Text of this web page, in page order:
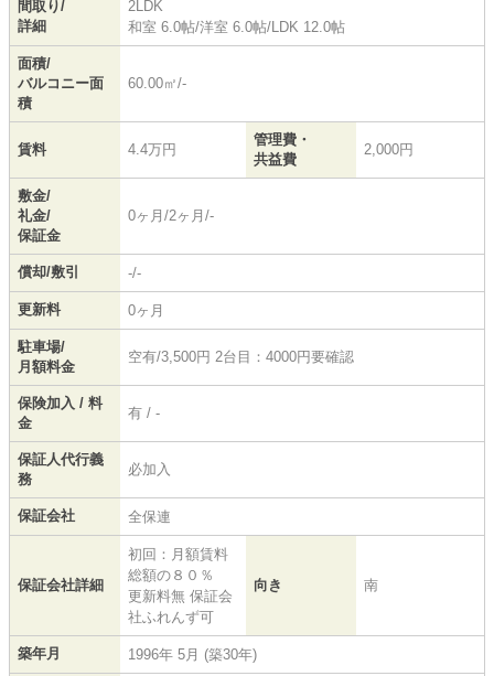
間取り/
詳細
2LDK
和室 6.0帖/洋室 6.0帖/LDK 12.0帖
面積/
バルコニー面
積
60.00㎡/-
賃料 4.4万円
管理費・
共益費
2,000円
敷金/
礼金/
保証金
0ヶ月/2ヶ月/-
償却/敷引 -/-
更新料 0ヶ月
駐車場/
月額料金
空有/3,500円 2台目：4000円要確認
保険加入 / 料
金
有 / -
保証人代行義
務
必加入
保証会社 全保連
保証会社詳細
初回：月額賃料
総額の８０％
更新料無 保証会
社ふれんず可
向き 南
築年月 1996年 5月 (築30年)